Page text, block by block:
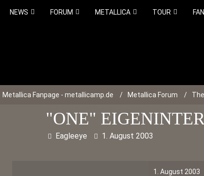
NEWS FORUM METALLICA TOUR
Metallica Fanpage - metallicamp.de Metallica Forum
"ONE"
Eagleeye 1. August 2003
1. August 2003